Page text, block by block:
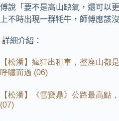
傅說「要不是高山缺氧，還可以
上不時出現一群牦牛，師傅應該
詳細介紹：
【松潘】瘋狂出租車，整座山都
呼嘯而過 (06)
【松潘】《雪寶鼎》公路最高點
(07)